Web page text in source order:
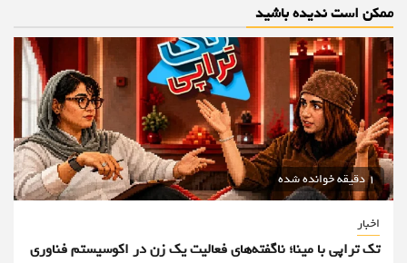
ممکن است ندیده باشید
1 دقیقه خوانده شده
اخبار
تک تراپی با مینا؛ ناگفته‌های فعالیت یک زن در اکوسیستم فناوری